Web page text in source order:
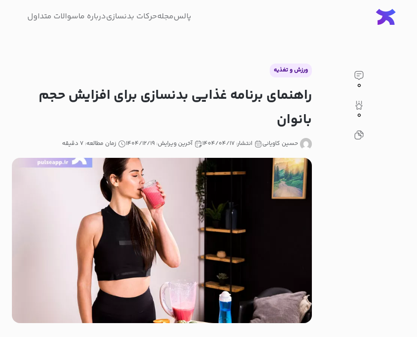
پالسمجلهحرکات بدنسازیدرباره ماسوالات متداول
۰
۰
ورزش و تغذیه
راهنمای برنامه غذایی بدنسازی برای افزایش حجم
بانوان
حسین کاویانی انتشار: ۱۴۰۴/۰۴/۱۷ آخرین ویرایش: ۱۴۰۴/۱۲/۱۹ زمان مطالعه: ۷ دقیقه